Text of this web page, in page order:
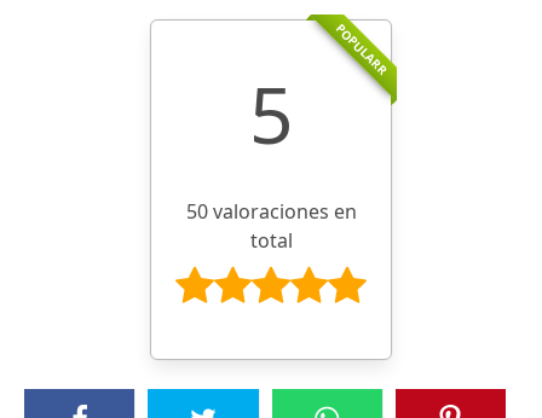
POPULARR
5
50 valoraciones en
total